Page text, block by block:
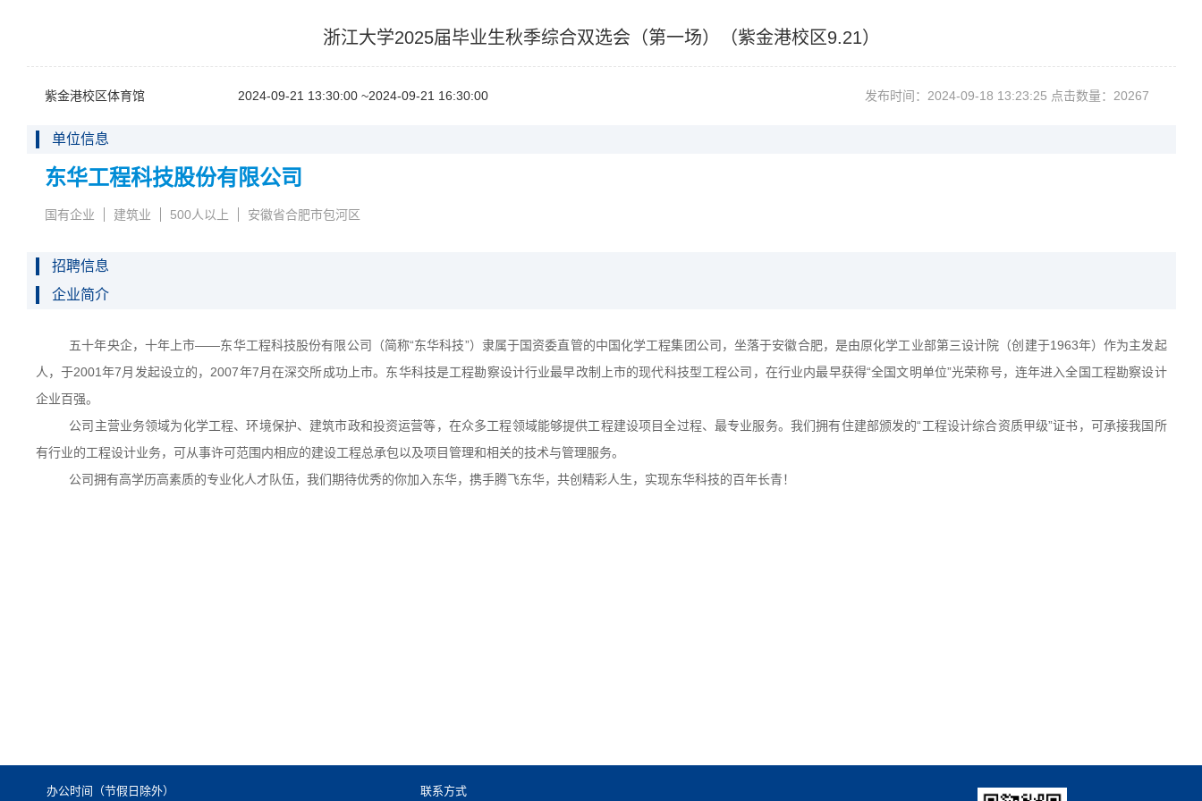
浙江大学2025届毕业生秋季综合双选会（第一场）（紫金港校区9.21）
紫金港校区体育馆 2024-09-2113:30:00~2024-09-2116:30:00 发布时间：2024-09-1813:23:25点击数量：20267
单位信息
东华工程科技股份有限公司
国有企业 建筑业 500人以上 安徽省合肥市包河区
招聘信息
企业简介
五十年央企，十年上市——东华工程科技股份有限公司（简称“东华科技”）隶属于国资委直管的中国化学工程集团公司，坐落于安徽合肥，是由原化学工业部第三设计院（创建于1963年）作为主发起
人，于2001年7月发起设立的， 2007年7月在深交所成功上市。东华科技是工程勘察设计行业最早改制上市的现代科技型工程公司，在行业内最早获得“全国文明单位”光荣称号，连年进入全国工程勘察设计
企业百强。
公司主营业务领域为化学工程、环境保护、建筑市政和投资运营等，在众多工程领域能够提供工程建设项目全过程、最专业服务。我们拥有住建部颁发的“工程设计综合资质甲级”证书，可承接我国所
有行业的工程设计业务，可从事许可范围内相应的建设工程总承包以及项目管理和相关的技术与管理服务。
公司拥有高学历高素质的专业化人才队伍，我们期待优秀的你加入东华，携手腾飞东华，共创精彩人生，实现东华科技的百年长青！
办公时间（节假日除外） 联系方式